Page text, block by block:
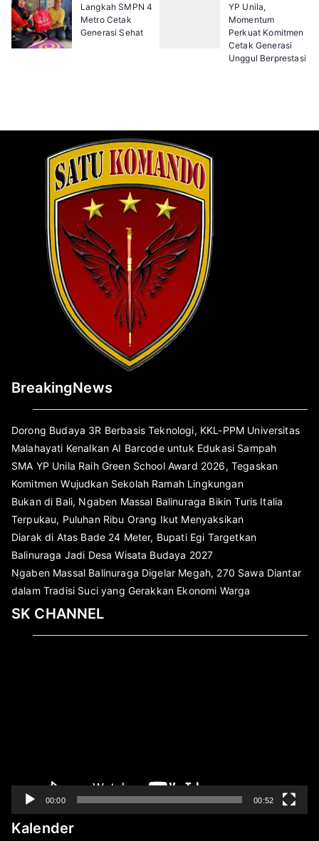
Langkah SMPN 4
Metro Cetak
Generasi Sehat
YP Unila,
Momentum
Perkuat Komitmen
Cetak Generasi
Unggul Berprestasi
BreakingNews
Dorong Budaya 3R Berbasis Teknologi, KKL-PPM Universitas
Malahayati Kenalkan AI Barcode untuk Edukasi Sampah
SMA YP Unila Raih Green School Award 2026, Tegaskan
Komitmen Wujudkan Sekolah Ramah Lingkungan
Bukan di Bali, Ngaben Massal Balinuraga Bikin Turis Italia
Terpukau, Puluhan Ribu Orang Ikut Menyaksikan
Diarak di Atas Bade 24 Meter, Bupati Egi Targetkan
Balinuraga Jadi Desa Wisata Budaya 2027
Ngaben Massal Balinuraga Digelar Megah, 270 Sawa Diantar
dalam Tradisi Suci yang Gerakkan Ekonomi Warga
SK CHANNEL
00:00 00:52
Kalender